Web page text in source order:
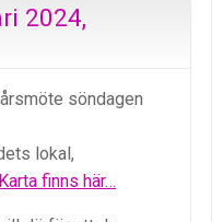
2024,
söndagen
lokal,
Karta finns här…